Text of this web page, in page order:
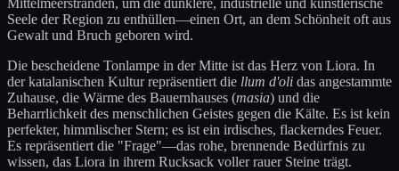
Mittelmeerstränden, um die dunklere, industrielle und künstlerische
Seele der Region zu enthüllen—einen Ort, an dem Schönheit oft aus
Gewalt und Bruch geboren wird.
Die bescheidene Tonlampe in der Mitte ist das Herz von Liora. In
der katalanischen Kultur repräsentiert die llum d'oli das angestammte
Zuhause, die Wärme des Bauernhauses (masia) und die
Beharrlichkeit des menschlichen Geistes gegen die Kälte. Es ist kein
perfekter, himmlischer Stern; es ist ein irdisches, flackerndes Feuer.
Es repräsentiert die "Frage"—das rohe, brennende Bedürfnis zu
wissen, das Liora in ihrem Rucksack voller rauer Steine trägt.